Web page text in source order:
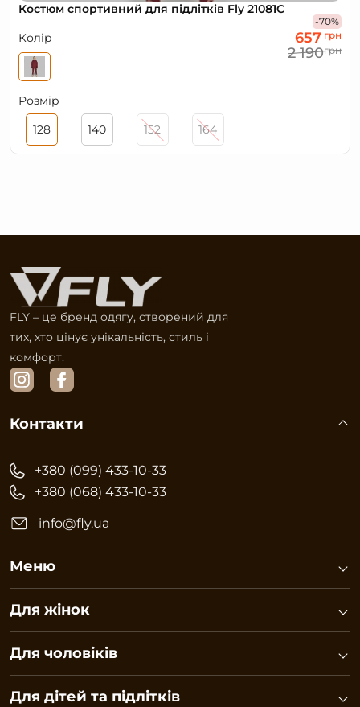
Костюм спортивний для підлітків Fly 21081C
Колір
-70%
657 грн
2 190грн
Розмір
128
140 152 164
FLY – це бренд одягу, створений для
тих, хто цінує унікальність, стиль і
комфорт.
Меню
Контакти
+380 (099) 433-10-33
+380 (068) 433-10-33
info@fly.ua
Для жінок
Для чоловіків
Для дітей та підлітків